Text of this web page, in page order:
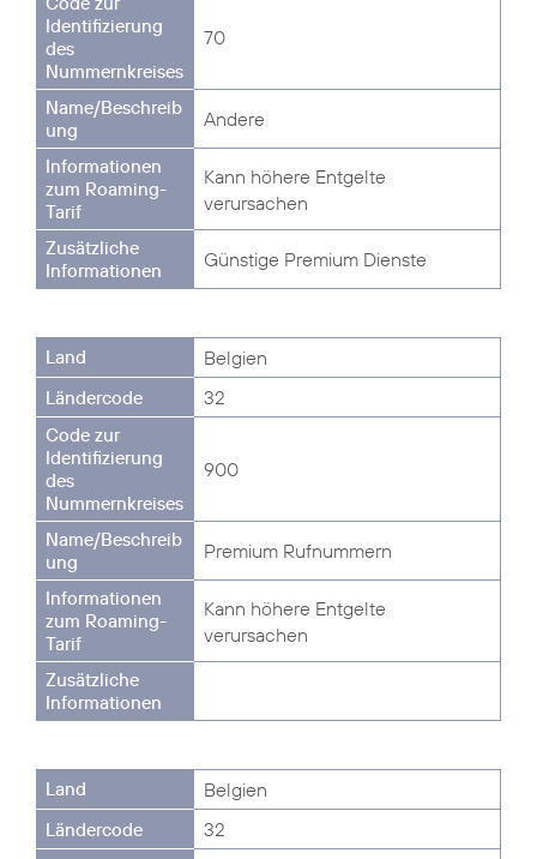
70
Andere
Kann höhere Entgelte
verursachen
Günstige Premium Dienste
Belgien
32
900
Premium Rufnummern
Kann höhere Entgelte
verursachen
Belgien
32